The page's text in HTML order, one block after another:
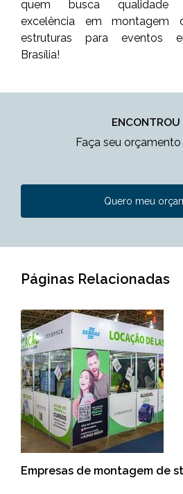
quem busca qualidade
excelência em montagem
estruturas para eventos
Brasília!
ENCONTROU
Faça seu
Quero meu
Páginas Relacionadas
Empresas de montagem de